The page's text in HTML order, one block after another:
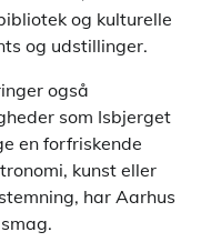
og kulturelle
og udstillinger.
også
som Isbjerget
en forfriskende
kunst eller
har Aarhus